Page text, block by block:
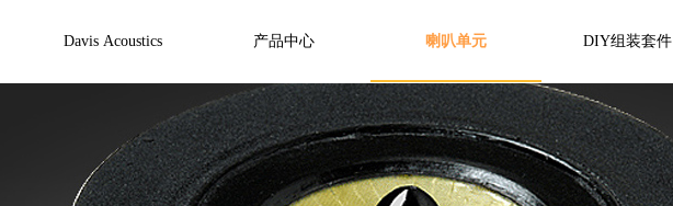
Davis Acoustics 产品中心 喇叭单元 DIY组装套件
线上咨询 行业资讯 关于我们 首页
线上咨询 行业资讯 关于我们 首页